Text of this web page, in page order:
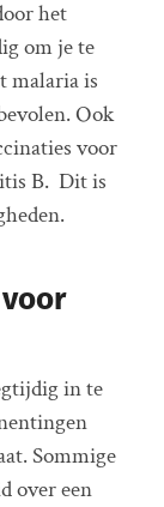
het
om je te
malaria is
Ook
voor
B. Dit is
in te
Sommige
over een